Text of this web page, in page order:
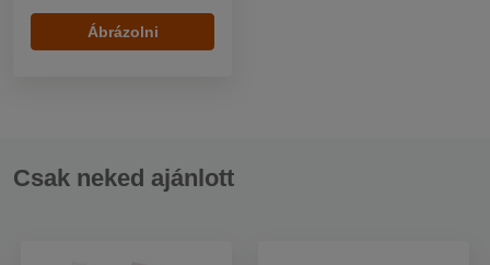
Ábrázolni
Csak neked ajánlott